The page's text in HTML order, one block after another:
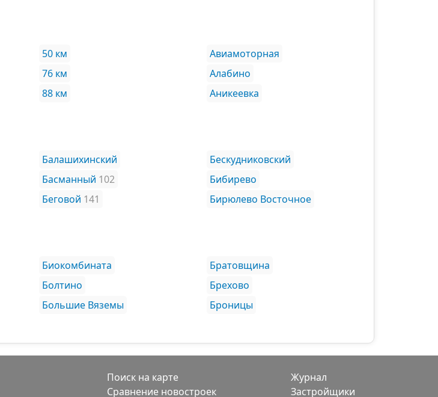
50 км
76 км
88 км
Авиамоторная
Алабино
Аникеевка
Балашихинский
Басманный 102
Беговой 141
Бескудниковский
Бибирево
Бирюлево Восточное
Биокомбината
Болтино
Большие Вяземы
Братовщина
Брехово
Броницы
Поиск на карте
Сравнение новостроек
Журнал
Застройщики